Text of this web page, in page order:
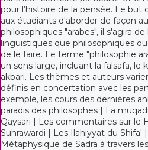
pour l’histoire de la pensée. Le
aux étudiants d'aborder de façon
philosophiques "arabes", il s'agira
linguistiques que philosophiques
de le faire. Le terme "philosophie
un sens large, incluant la falsafa, le
akbari. Les thèmes et auteurs
définis en concertation avec les
exemple, les cours des dernières
paradis des philosophes | La
Qaysari | Les commentaires sur le
Suhrawardi | Les Ilahiyyat du Shifa'
Métaphysique de Sadra à travers